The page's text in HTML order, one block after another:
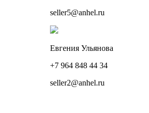
seller5@anhel.ru
Евгения Ульянова
+7 964 848 44 34
seller2@anhel.ru